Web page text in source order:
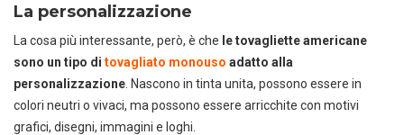
DEDICACIUN ALTRO SECONDO
La personalizzazione
La cosa più interessante, però, è che le tovagliette americane
sono un tipo di tovagliato monouso adatto alla
personalizzazione . Nascono in tinta unita, possono essere in
colori neutri o vivaci, ma possono essere arricchite con motivi
grafici, disegni, immagini e loghi.